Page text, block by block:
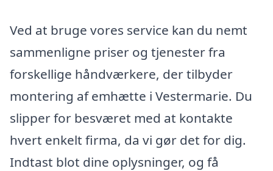
Ved at bruge vores service kan du nemt
sammenligne priser og tjenester fra
forskellige håndværkere, der tilbyder
montering af emhætte i Vestermarie. Du
slipper for besværet med at kontakte
hvert enkelt firma, da vi gør det for dig.
Indtast blot dine oplysninger, og få